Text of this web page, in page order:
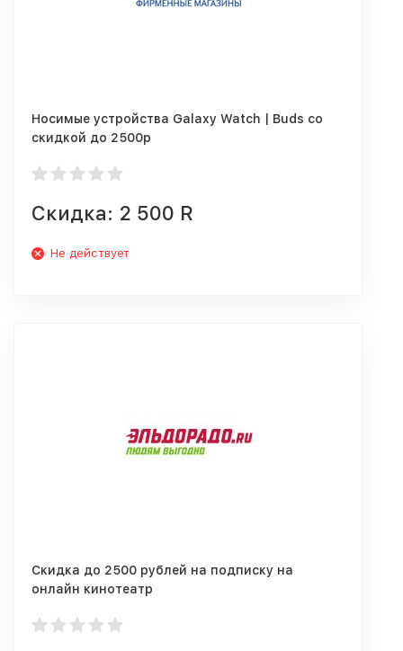
Носимые устройства Galaxy Watch | Buds со
скидкой до 2500р
Скидка: 2 500 R
Не действует
Скидка до 2500 рублей на подписку на
онлайн кинотеатр